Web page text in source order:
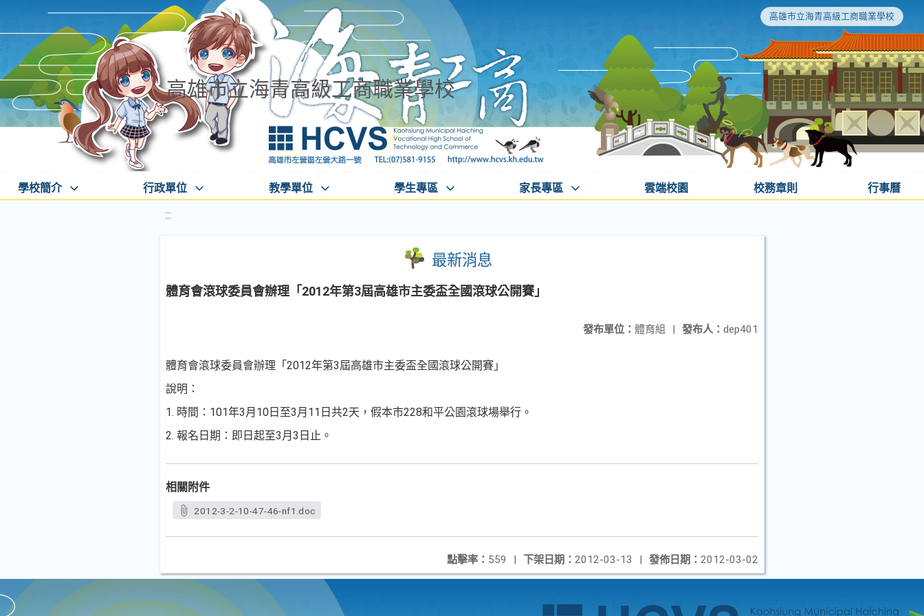
高雄市立海青高級工商職業學校
高雄市立海青高級工商職業學校
學校簡介 行政單位 教學單位 學生專區 家長專區 雲端校園 校務章則 行事曆
:::
最新消息
體育會滾球委員會辦理「2012年第3屆高雄市主委盃全國滾球公開賽」
發布人： dep401
發布單位： 體育組 |
體育會滾球委員會辦理「2012年第3屆高雄市主委盃全國滾球公開賽」
說明：
1. 時間：101年3月10日至3月11日共2天，假本市228和平公園滾球場舉行。
2. 報名日期：即日起至3月3日止。
相關附件
2012-3-2-10-47-46-nf1.doc
發佈日期： 2012-03-02
下架日期： 2012-03-13 |
點擊率： 559 |